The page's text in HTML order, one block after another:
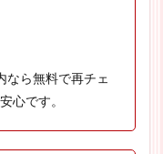
ら無料で再チェ
心です。